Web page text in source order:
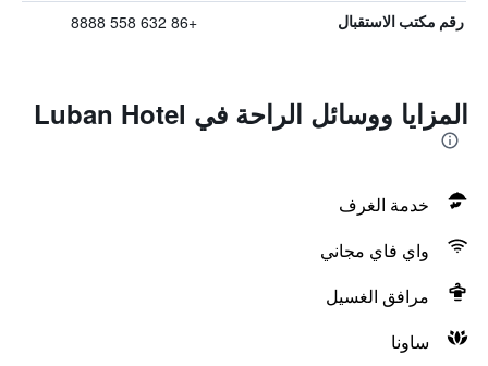
رقم مكتب الاستقبال +86 632 558 8888
المزايا ووسائل الراحة في Luban Hotel
خدمة الغرف
واي فاي مجاني
مرافق الغسيل
ساونا